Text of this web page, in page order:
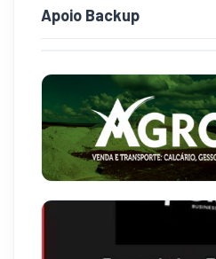
Apoio Backup